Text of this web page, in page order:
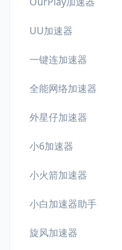
UU加速器
一键连加速器
全能网络加速器
外星仔加速器
小6加速器
小火箭加速器
小白加速器助手
旋风加速器